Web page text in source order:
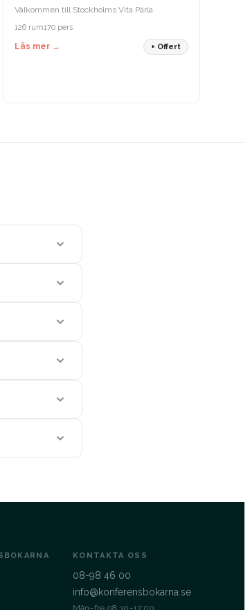
Välkommen till Stockholms Vita Pärla
126 rum170 pers
Läs mer → + Offert
KONTAKTA OSS
08-98 46 00
info@konferensbokarna.se
Mån–fre 08:30–17:00